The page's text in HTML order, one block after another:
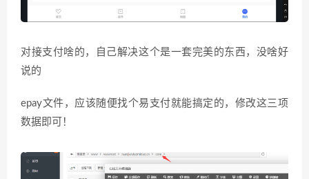
对接支付啥的，自己解决这个是一套完美的东西，没啥好
说的
epay文件，应该随便找个易支付就能搞定的，修改这三项
数据即可！